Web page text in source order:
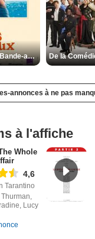
Les Matins merveilleux Bande-annonce VF
annonces à ne pas
à l'affiche
Whole
4,6
Tarantino
Lucy